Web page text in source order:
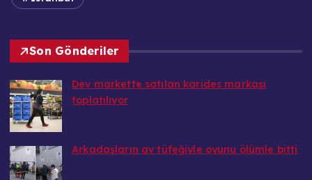
Son Gönderiler
Dev markette satılan karides markası
toplatılıyor
Arkadaşların av tüfeğiyle oyunu ölümle bitti